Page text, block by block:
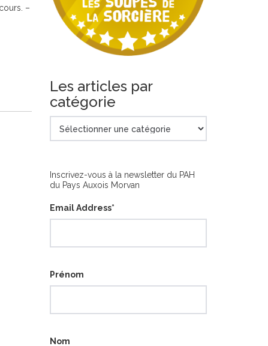
–
Les articles par
catégorie
articles
Inscrivez-vous à la newsletter du PAH
du Pays Auxois Morvan
Email Address*
Prénom
Nom